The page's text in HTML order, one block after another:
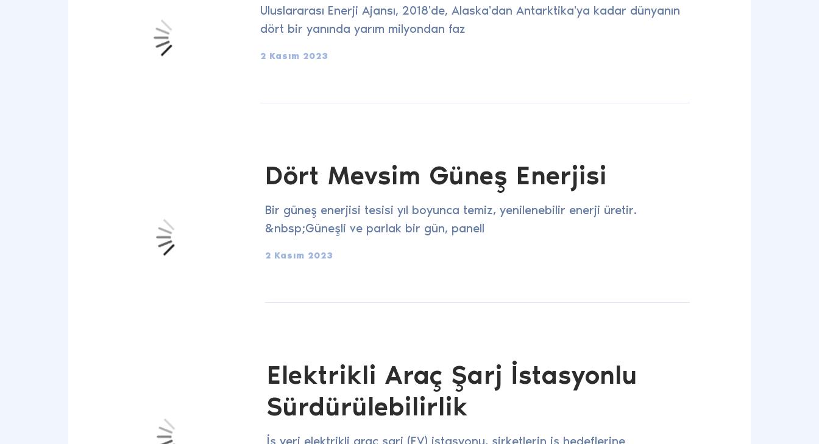
Uluslararası Enerji Ajansı, 2018'de, Alaska'dan Antarktika'ya kadar dünyanın
dört bir yanında yarım milyondan faz
2 Kasım 2023
Dört Mevsim Güneş Enerjisi
Bir güneş enerjisi tesisi yıl boyunca temiz, yenilenebilir enerji üretir.
&nbsp;Güneşli ve parlak bir gün, panell
2 Kasım 2023
Elektrikli Araç Şarj İstasyonlu
Sürdürülebilirlik
İş yeri elektrikli araç şarj (EV) istasyonu, şirketlerin iş hedeflerine